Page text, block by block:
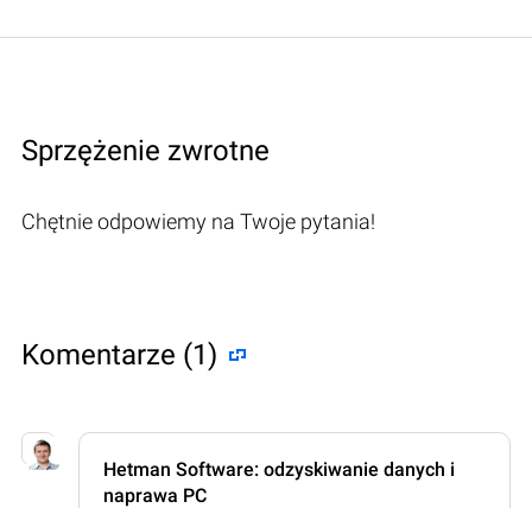
Sprzężenie zwrotne
Chętnie odpowiemy na Twoje pytania!
Komentarze (1)
Hetman Software: odzyskiwanie danych i
naprawa PC